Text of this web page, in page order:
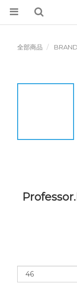
全部商品